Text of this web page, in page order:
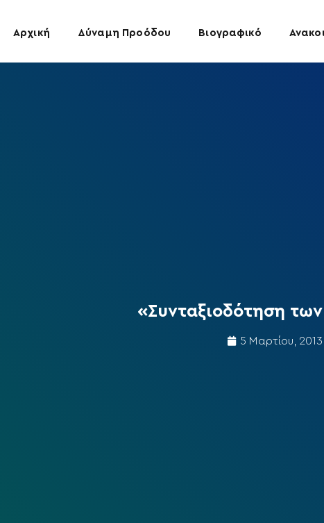
Αρχική Δύναμη Προόδου Βιογραφικό
«Συνταξιοδότηση
5 Μαρτίου, 2013